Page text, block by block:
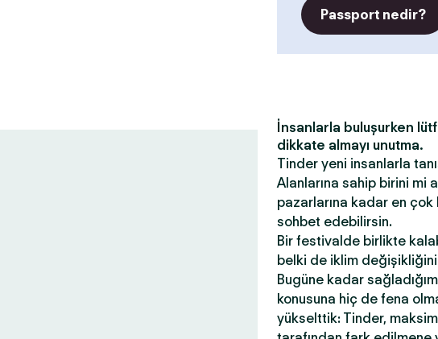
Passport nedir?
İnsanlarla buluşurken
dikkate almayı unutma.
Tinder yeni insanlarla
Alanlarına sahip birini mi
pazarlarına kadar en çok
sohbet edebilirsin.
Bir festivalde birlikte
belki de iklim
Bugüne kadar
konusuna hiç de fena
yükselttik: Tinder,